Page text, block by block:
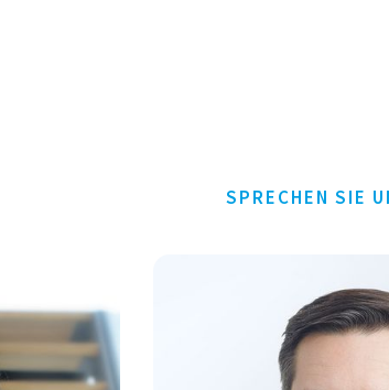
SPRECHEN SIE